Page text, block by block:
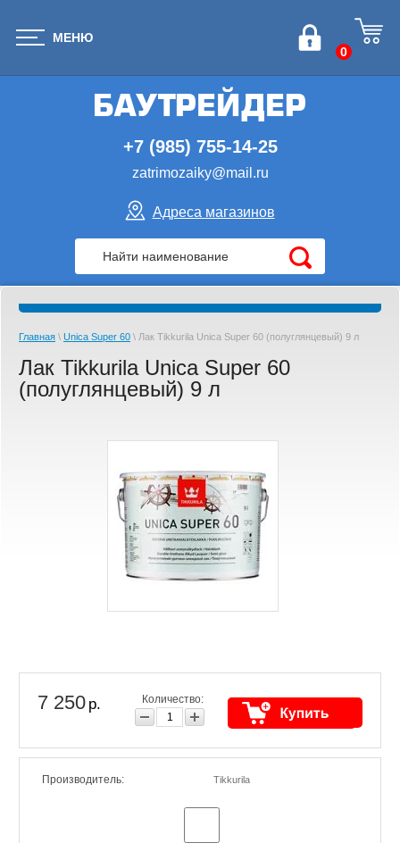
МЕНЮ
0
+7 (985) 755-14-25
zatrimozaiky@mail.ru
Адреса магазинов
Главная \ Unica Super 60 \ Лак Tikkurila Unica Super 60 (полуглянцевый) 9 л
Лак Tikkurila Unica Super 60
(полуглянцевый) 9 л
7 250 р. Количество:
Производитель: Tikkurila